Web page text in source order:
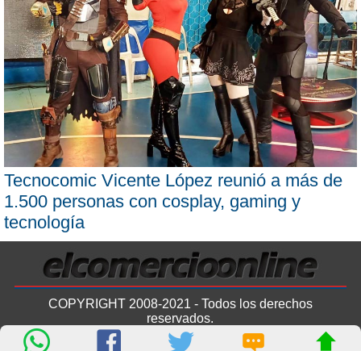
Tecnocomic Vicente López reunió a más de
1.500 personas con cosplay, gaming y
tecnología
COPYRIGHT 2008-2021 - Todos los derechos
reservados.